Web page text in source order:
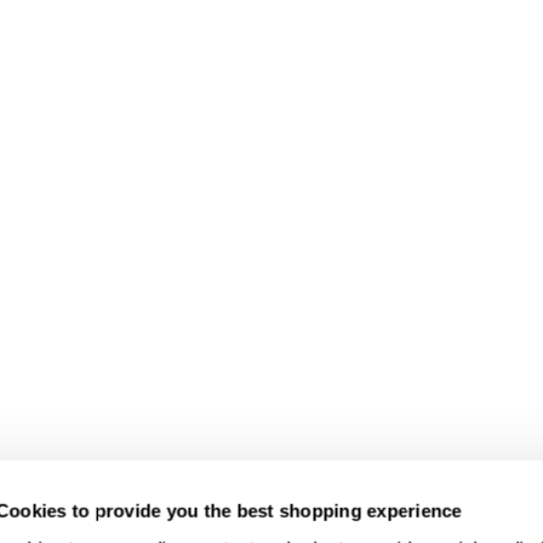
to provide you the best shopping experience